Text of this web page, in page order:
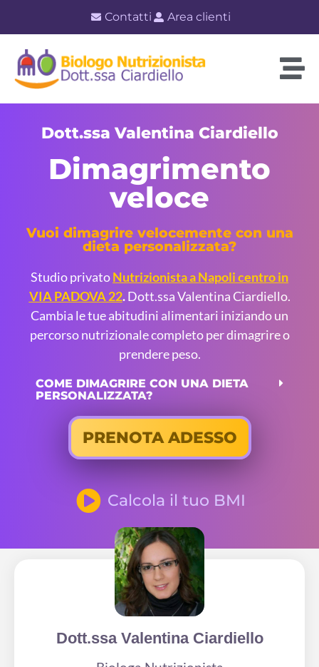
Contatti Area clienti
Dott.ssa Valentina Ciardiello
Dimagrimento
veloce
Vuoi dimagrire velocemente con una
dieta personalizzata?
Studio privatoNutrizionista aNapoli centro in
VIA PADOVA 22.Dott.ssa Valentina Ciardiello.
Cambia le tue abitudini alimentari iniziando un
percorso nutrizionale completo per dimagrire o
prendere peso.
COME DIMAGRIRE CON UNA DIETA
PERSONALIZZATA?
PRENOTA ADESSO
Calcola il tuo BMI
Dott.ssa Valentina Ciardiello